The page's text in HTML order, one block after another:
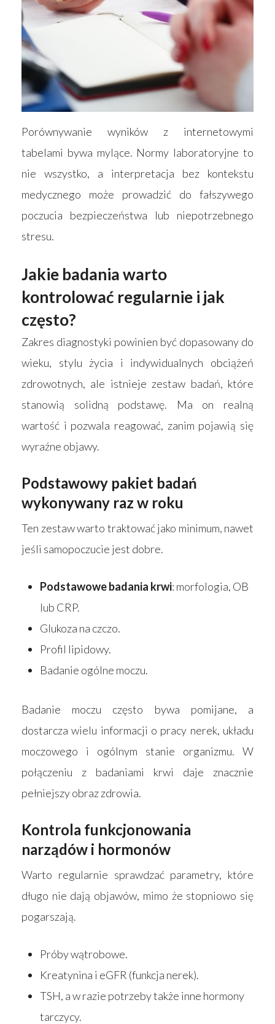
Porównywanie wyników z internetowymi
tabelami bywa mylące. Normy laboratoryjne to
nie wszystko, a interpretacja bez kontekstu
medycznego może prowadzić do fałszywego
poczucia bezpieczeństwa lub niepotrzebnego
stresu.
Jakie badania warto
kontrolować regularnie i jak
często?
Zakres diagnostyki powinien być dopasowany do
wieku, stylu życia i indywidualnych obciążeń
zdrowotnych, ale istnieje zestaw badań, które
stanowią solidną podstawę. Ma on realną
wartość i pozwala reagować, zanim pojawią się
wyraźne objawy.
Podstawowy pakiet badań
wykonywany raz w roku
Ten zestaw warto traktować jako minimum, nawet
jeśli samopoczucie jest dobre.
Podstawowe badania krwi: morfologia, OB
lub CRP.
Glukoza na czczo.
Profil lipidowy.
Badanie ogólne moczu.
Badanie moczu często bywa pomijane, a
dostarcza wielu informacji o pracy nerek, układu
moczowego i ogólnym stanie organizmu. W
połączeniu z badaniami krwi daje znacznie
pełniejszy obraz zdrowia.
Kontrola funkcjonowania
narządów i hormonów
Warto regularnie sprawdzać parametry, które
długo nie dają objawów, mimo że stopniowo się
pogarszają.
Próby wątrobowe.
Kreatynina i eGFR (funkcja nerek).
TSH, a w razie potrzeby także inne hormony
tarczycy.